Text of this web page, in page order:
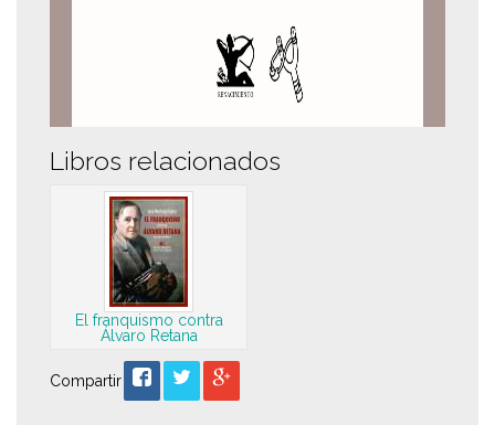
Libros relacionados
El franquismo contra
Álvaro Retana
Compartir